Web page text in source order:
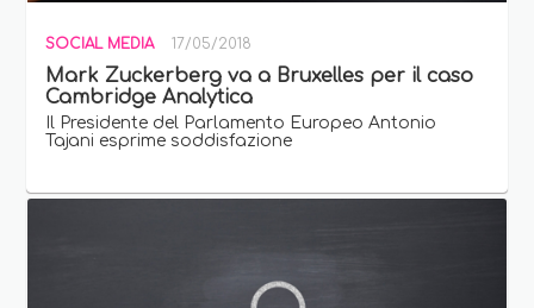
SOCIAL MEDIA 17/05/2018
Mark Zuckerberg va a Bruxelles per il caso
Cambridge Analytica
Il Presidente del Parlamento Europeo Antonio
Tajani esprime soddisfazione